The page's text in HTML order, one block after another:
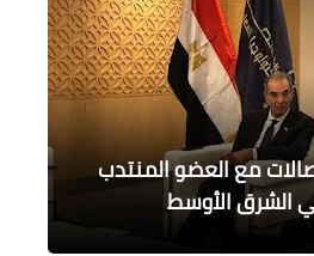
مع العضو المنتدب
الشرق الأوسط
الطب بنين بالقاهرة
بالقاهرة تحتفي
الممتاز للأسبوع